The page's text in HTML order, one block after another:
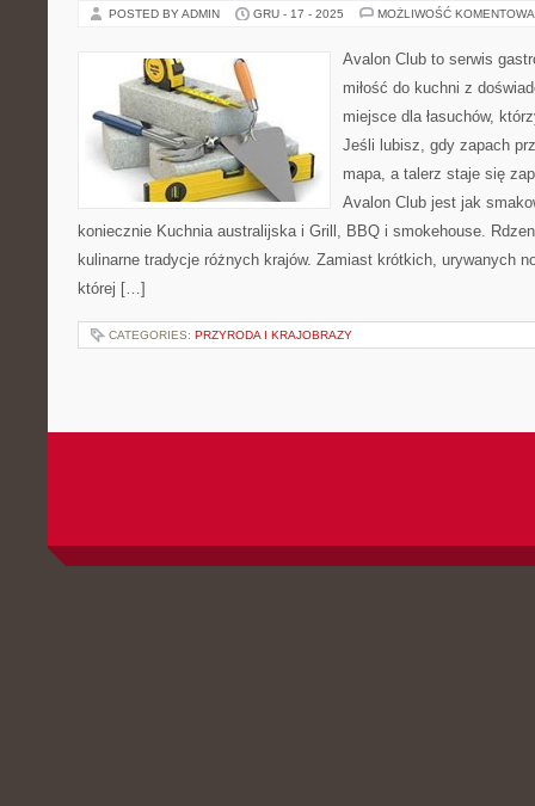
POSTED BY ADMIN GRU - 17 - 2025 MOŻLIWOŚĆ
Avalon Club to serwis
miłość do kuchni z
miejsce dla łasuchów,
Jeśli lubisz, gdy zapach
mapa, a talerz staje się
Avalon Club jest jak
koniecznie Kuchnia australijska i Grill, BBQ i smokehouse.
kulinarne tradycje różnych krajów. Zamiast krótkich, urywanych
której […]
CATEGORIES: PRZYRODA I KRAJOBRAZY